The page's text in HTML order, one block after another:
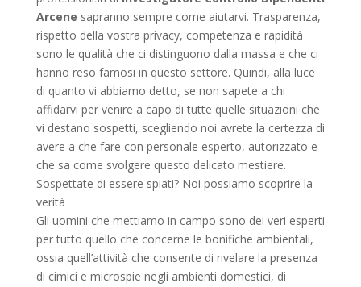
Arcene sapranno sempre come aiutarvi. Trasparenza,
rispetto della vostra privacy, competenza e rapidità
sono le qualità che ci distinguono dalla massa e che ci
hanno reso famosi in questo settore. Quindi, alla luce
di quanto vi abbiamo detto, se non sapete a chi
affidarvi per venire a capo di tutte quelle situazioni che
vi destano sospetti, scegliendo noi avrete la certezza di
avere a che fare con personale esperto, autorizzato e
che sa come svolgere questo delicato mestiere.
Sospettate di essere spiati? Noi possiamo scoprire la
verità
Gli uomini che mettiamo in campo sono dei veri esperti
per tutto quello che concerne le bonifiche ambientali,
ossia quell’attività che consente di rivelare la presenza
di cimici e microspie negli ambienti domestici, di